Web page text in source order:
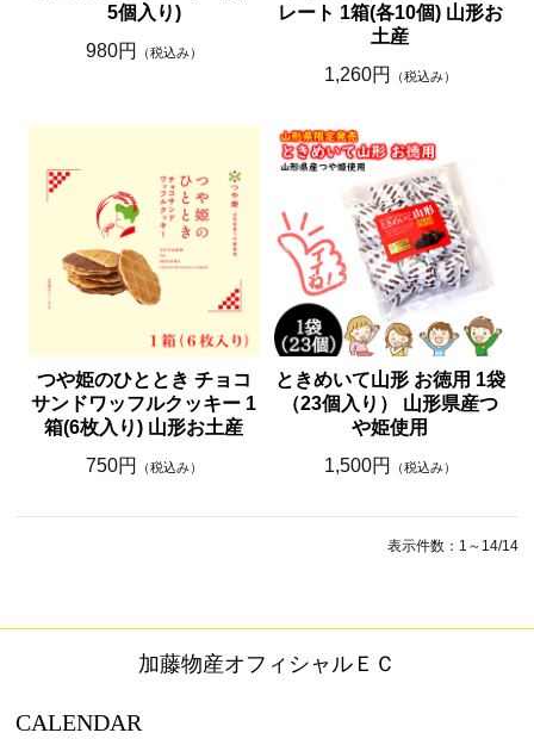
5個入り)
980円
（税込み）
レート 1箱(各10個) 山形お
土産
1,260円
（税込み）
つや姫のひととき チョコ
サンドワッフルクッキー 1
箱(6枚入り) 山形お土産
750円
（税込み）
ときめいて山形 お徳用 1袋
（23個入り） 山形県産つ
や姫使用
1,500円
（税込み）
表示件数：1～14/14
加藤物産オフィシャルＥＣ
CALENDAR